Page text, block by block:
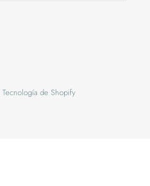
Tecnología de Shopify